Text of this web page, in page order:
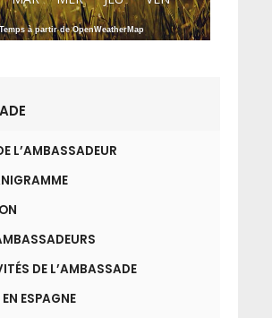
Temps à partir de OpenWeatherMap
L’AMBASSADEUR
DE L’AMBASSADE
ESPAGNE